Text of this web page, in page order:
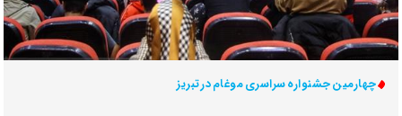
چهارمین جشنواره سراسری موغام در تبریز